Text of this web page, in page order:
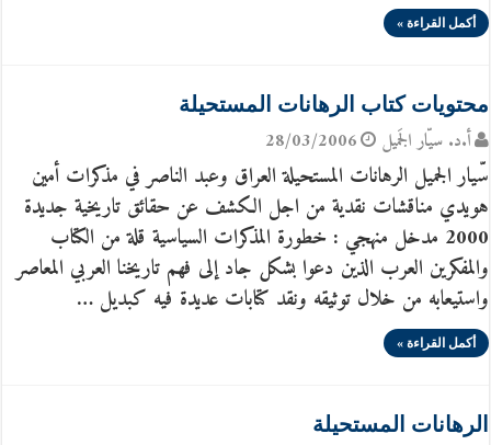
أكمل القراءة »
محتويات كتاب الرهانات المستحيلة
أ.د. سيّار الجَميل 28/03/2006
سّيار الجميل الرهانات المستحيلة العراق وعبد الناصر في مذكرات أمين
هويدي مناقشات نقدية من اجل الكشف عن حقائق تاريخية جديدة
2000 مدخل منهجي : خطورة المذكرات السياسية قلة من الكتاب
والمفكرين العرب الذين دعوا بشكل جاد إلى فهم تاريخنا العربي المعاصر
واستيعابه من خلال توثيقه ونقد كتابات عديدة فيه كبديل …
أكمل القراءة »
الرهانات المستحيلة